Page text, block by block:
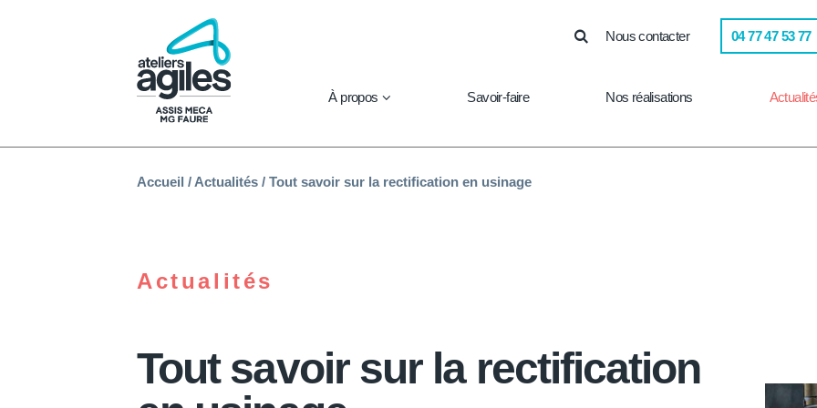
Nous contacter 04 77 47 53 77
À propos Savoir-faire Nos réalisations
Accueil / Actualités / Tout savoir sur la rectification en usinage
Actualités
Tout savoir sur la rectification